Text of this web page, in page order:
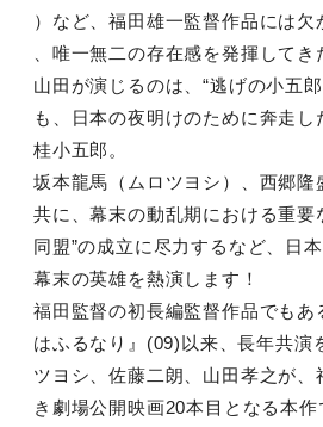
）など、福田雄一監督作品には欠
、唯一無二の存在感を発揮してき
山田が演じるのは、“逃げの小五
も、日本の夜明けのために奔走し
桂小五郎。
坂本龍馬（ムロツヨシ）、西郷隆
共に、幕末の動乱期における重要
同盟”の成立に尽力するなど、日
幕末の英雄を熱演します！
福田監督の初長編監督作品でもあ
はふるなり』(09)以来、長年共演
ツヨシ、佐藤二朗、山田孝之が、
き劇場公開映画20本目となる本